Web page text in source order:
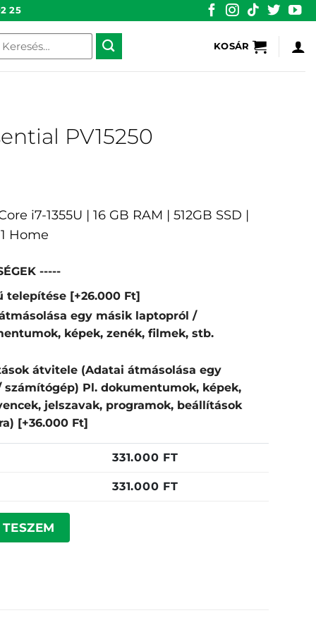
25
KOSÁR
PV15250
i7-1355U | 16 GB RAM | 512GB SSD |
Home
-----
telepítése [+26.000 Ft]
egy másik laptopról /
képek, zenék, filmek, stb.
átvitele (Adatai átmásolása egy
Pl. dokumentumok, képek,
jelszavak, programok, beállítások
[+36.000 Ft]
331.000 FT
331.000 FT
mennyiség